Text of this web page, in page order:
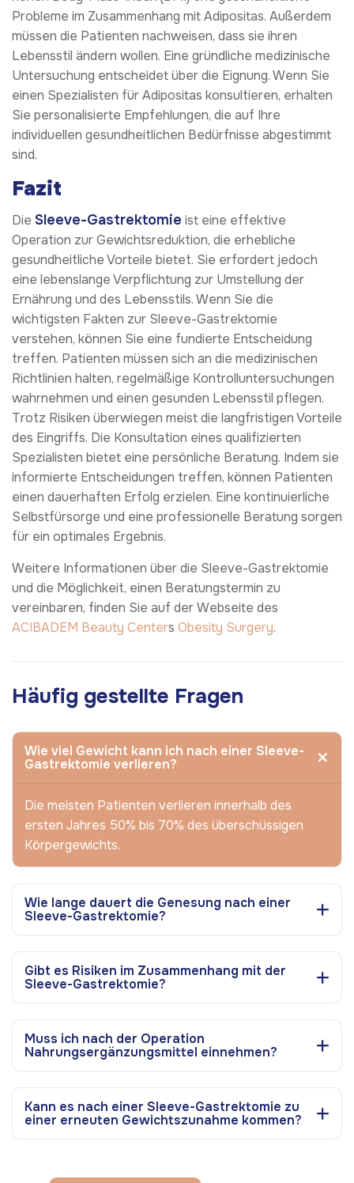
Probleme im Zusammenhang mit Adipositas. Außerdem
müssen die Patienten nachweisen, dass sie ihren
Lebensstil ändern wollen. Eine gründliche medizinische
Untersuchung entscheidet über die Eignung. Wenn Sie
einen Spezialisten für Adipositas konsultieren, erhalten
Sie personalisierte Empfehlungen, die auf Ihre
individuellen gesundheitlichen Bedürfnisse abgestimmt
sind.
Fazit
Die Sleeve-Gastrektomie ist eine effektive
Operation zur Gewichtsreduktion, die erhebliche
gesundheitliche Vorteile bietet. Sie erfordert jedoch
eine lebenslange Verpflichtung zur Umstellung der
Ernährung und des Lebensstils. Wenn Sie die
wichtigsten Fakten zur Sleeve-Gastrektomie
verstehen, können Sie eine fundierte Entscheidung
treffen. Patienten müssen sich an die medizinischen
Richtlinien halten, regelmäßige Kontrolluntersuchungen
wahrnehmen und einen gesunden Lebensstil pflegen.
Trotz Risiken überwiegen meist die langfristigen Vorteile
des Eingriffs. Die Konsultation eines qualifizierten
Spezialisten bietet eine persönliche Beratung. Indem sie
informierte Entscheidungen treffen, können Patienten
einen dauerhaften Erfolg erzielen. Eine kontinuierliche
Selbstfürsorge und eine professionelle Beratung sorgen
für ein optimales Ergebnis.
Weitere Informationen über die Sleeve-Gastrektomie
und die Möglichkeit, einen Beratungstermin zu
vereinbaren, finden Sie auf der Webseite des
ACIBADEM Beauty Centers Obesity Surgery.
Häufig gestellte Fragen
Wie viel Gewicht kann ich nach einer Sleeve-
Gastrektomie verlieren?
Die meisten Patienten verlieren innerhalb des
ersten Jahres 50% bis 70% des überschüssigen
Körpergewichts.
Wie lange dauert die Genesung nach einer
Sleeve-Gastrektomie?
Gibt es Risiken im Zusammenhang mit der
Sleeve-Gastrektomie?
Muss ich nach der Operation
Nahrungsergänzungsmittel einnehmen?
Kann es nach einer Sleeve-Gastrektomie zu
einer erneuten Gewichtszunahme kommen?